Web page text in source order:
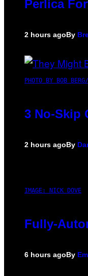
Perlica
2 hours agoBy
PHOTO BY BOB
3 No-Skip
2 hours agoBy
IMAGE: NICK DOVE
Fully-
6 hours agoBy